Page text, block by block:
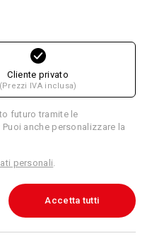
PER I
DEL
e curato nei minimi
sfide specifiche delle aziende
da lavoro e giacche da
la norma ISO 15797 per
semplici. Poche cuciture,
e i propri disegni. Una
con due dipendenti alle
Cliente privato
(Prezzi IVA inclusa)
futuro tramite le
anche personalizzare la
personali
Accetta tutti